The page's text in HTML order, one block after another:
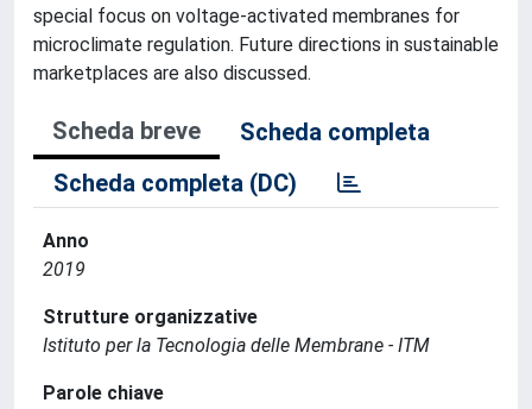
special focus on voltage-activated membranes for
microclimate regulation. Future directions in sustainable
marketplaces are also discussed.
Scheda breve
Scheda completa
Scheda completa (DC)
Anno
2019
Strutture organizzative
Istituto per la Tecnologia delle Membrane - ITM
Parole chiave